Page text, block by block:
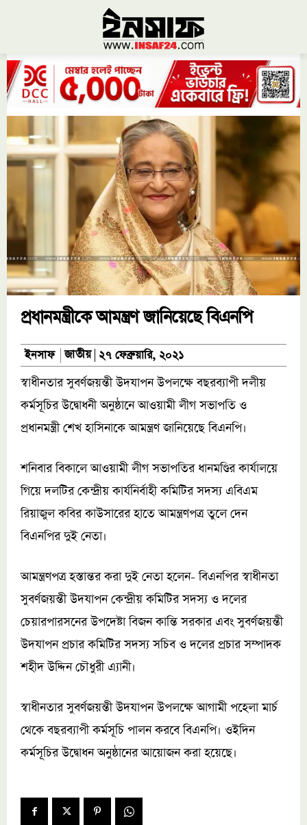
প্রধানমন্ত্রীকে আমন্ত্রণ জানিয়েছে বিএনপি
ইনসাফ জাতীয় ২৭ ফেব্রুয়ারি, ২০২১
স্বাধীনতার সুবর্ণজয়ন্তী উদযাপন উপলক্ষে বছরব্যাপী দলীয়
কর্মসূচির উদ্বোধনী অনুষ্ঠানে আওয়ামী লীগ সভাপতি ও
প্রধানমন্ত্রী শেখ হাসিনাকে আমন্ত্রণ জানিয়েছে বিএনপি।
শনিবার বিকালে আওয়ামী লীগ সভাপতির ধানমণ্ডির কার্যালয়ে
গিয়ে দলটির কেন্দ্রীয় কার্যনির্বাহী কমিটির সদস্য এবিএম
রিয়াজুল কবির কাউসারের হাতে আমন্ত্রণপত্র তুলে দেন
বিএনপির দুই নেতা।
আমন্ত্রণপত্র হস্তান্তর করা দুই নেতা হলেন- বিএনপির স্বাধীনতা
সুবর্ণজয়ন্তী উদযাপন কেন্দ্রীয় কমিটির সদস্য ও দলের
চেয়ারপারসনের উপদেষ্টা বিজন কান্তি সরকার এবং সুবর্ণজয়ন্তী
উদযাপন প্রচার কমিটির সদস্য সচিব ও দলের প্রচার সম্পাদক
শহীদ উদ্দিন চৌধুরী এ্যানী।
স্বাধীনতার সুবর্ণজয়ন্তী উদযাপন উপলক্ষে আগামী পহেলা মার্চ
থেকে বছরব্যাপী কর্মসূচি পালন করবে বিএনপি। ওইদিন
কর্মসূচির উদ্বোধন অনুষ্ঠানের আয়োজন করা হয়েছে।